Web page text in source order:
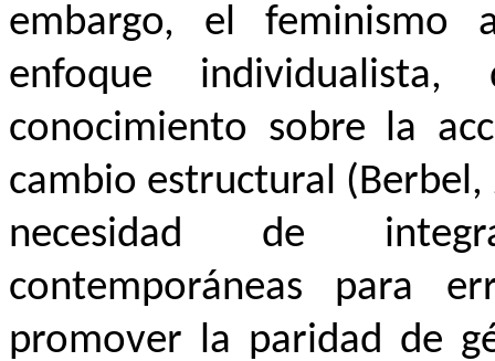
embargo, el feminismo
enfoque
conocimiento sobre la
cambio estructural (Berbel,
necesidad de
contemporáneas para
promover la paridad de